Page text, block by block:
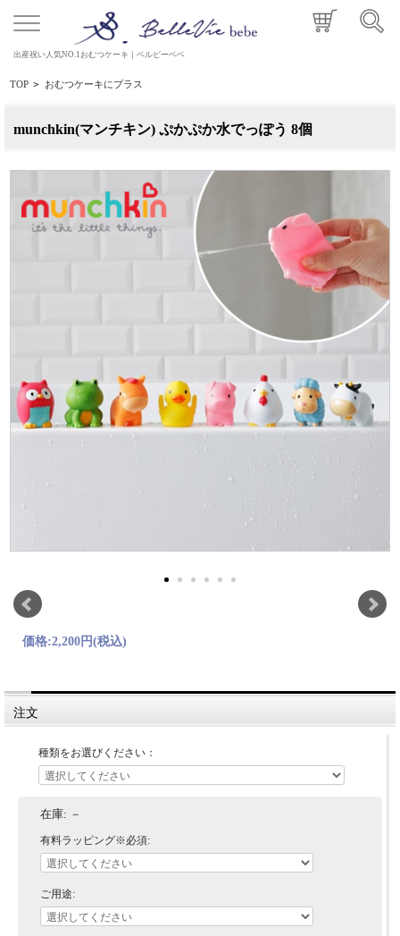
出産祝い人気NO.1おむつケーキ｜ベルビーベベ
TOP > おむつケーキにプラス
munchkin(マンチキン) ぷかぷか水でっぽう 8個
価格:2,200円(税込)
注文
種類をお選びください：
在庫: －
有料ラッピング※必須:
ご用途: